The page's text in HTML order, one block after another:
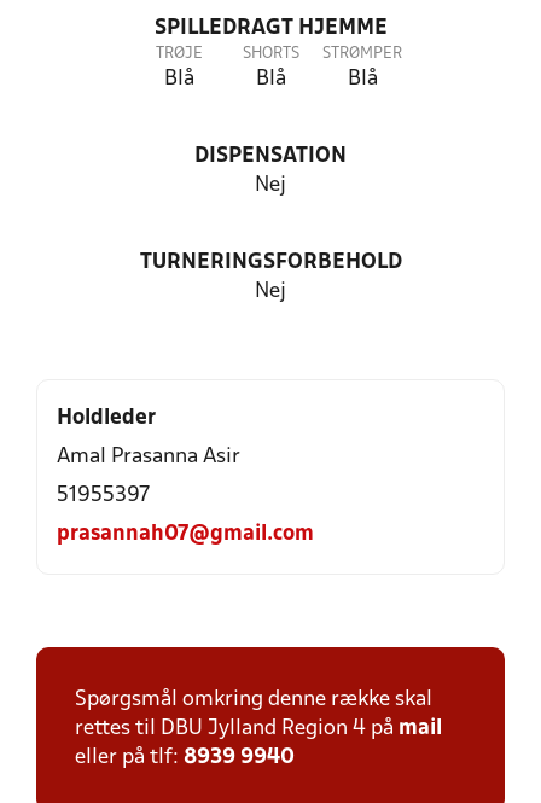
SPILLEDRAGT HJEMME
TRØJE
Blå
SHORTS
Blå
STRØMPER
Blå
DISPENSATION
Nej
TURNERINGSFORBEHOLD
Nej
Holdleder
Amal Prasanna Asir
51955397
prasannah07@gmail.com
Spørgsmål omkring denne række skal
rettes til DBU Jylland Region 4 på mail
eller på tlf: 8939 9940